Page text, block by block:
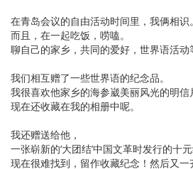
在青岛会议的自由活动时间里，我俩相识。
而且，在一起吃饭，唠嗑。
聊自己的家乡，共同的爱好，世界语活动
我们相互赠了一些世界语的纪念品。
我很喜欢他家乡的海参崴美丽风光的明信
现在还收藏在我的相册中呢。
我还赠送给他，
一张崭新的‘大团结’中国文革时发行的十元
现在很难找到，留作收藏纪念！然后又一